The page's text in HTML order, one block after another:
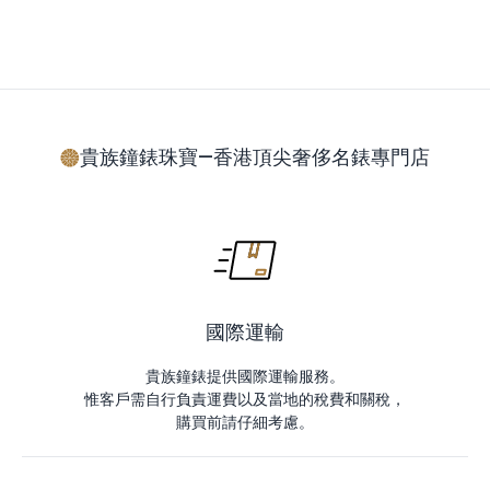
貴族鐘錶珠寶—香港頂尖奢侈名錶專門店
國際運輸
貴族鐘錶提供國際運輸服務。
惟客戶需自行負責運費以及當地的稅費和關稅，
購買前請仔細考慮。